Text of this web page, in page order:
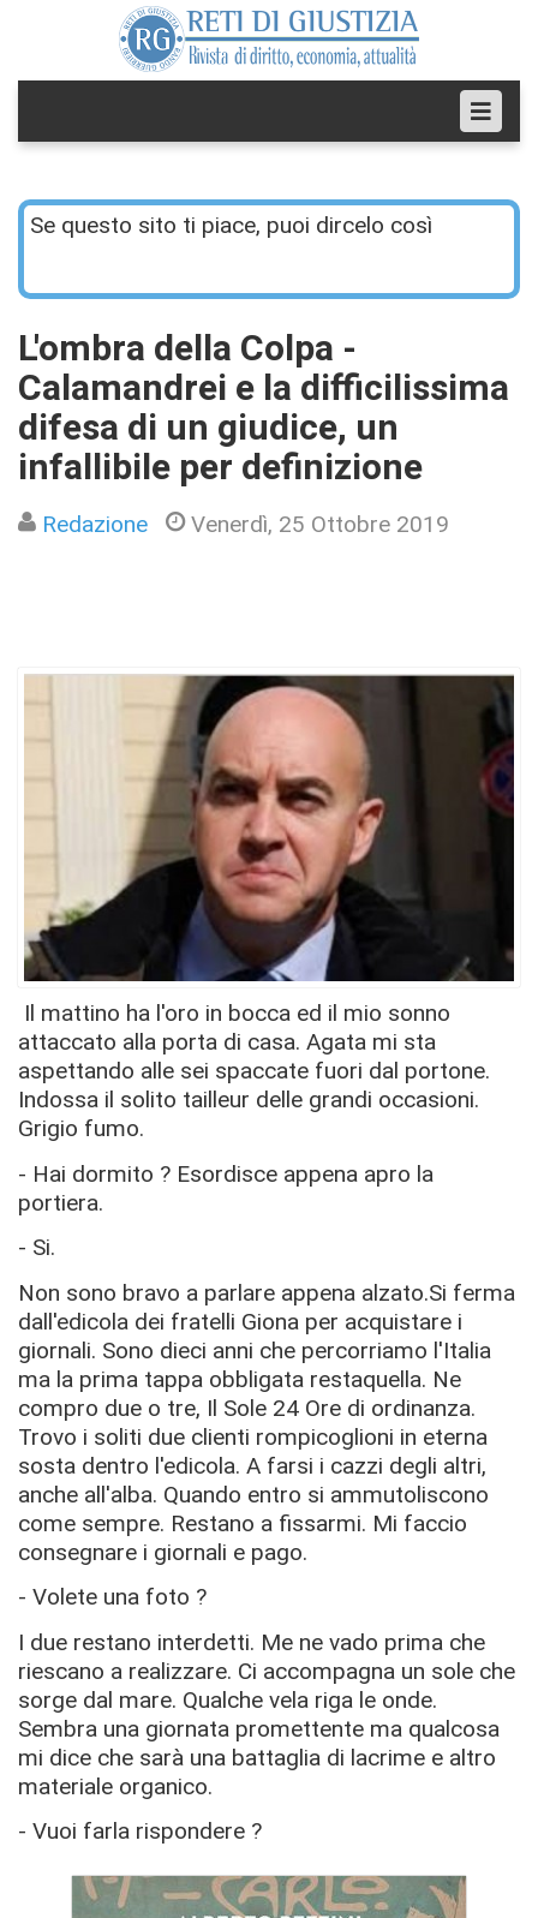
Se questo sito ti piace, puoi dircelo così
L'ombra della Colpa -
Calamandrei e la difficilissima
difesa di un giudice, un
infallibile per definizione
Redazione Venerdì, 25 Ottobre 2019
Il mattino ha l'oro in bocca ed il mio sonno
attaccato alla porta di casa. Agata mi sta
aspettando alle sei spaccate fuori dal portone.
Indossa il solito tailleur delle grandi occasioni.
Grigio fumo.
- Hai dormito ? Esordisce appena apro la
portiera.
- Si.
Non sono bravo a parlare appena alzato.Si ferma
dall'edicola dei fratelli Giona per acquistare i
giornali. Sono dieci anni che percorriamo l'Italia
ma la prima tappa obbligata restaquella. Ne
compro due o tre, Il Sole 24 Ore di ordinanza.
Trovo i soliti due clienti rompicoglioni in eterna
sosta dentro l'edicola. A farsi i cazzi degli altri,
anche all'alba. Quando entro si ammutoliscono
come sempre. Restano a fissarmi. Mi faccio
consegnare i giornali e pago.
- Volete una foto ?
I due restano interdetti. Me ne vado prima che
riescano a realizzare. Ci accompagna un sole che
sorge dal mare. Qualche vela riga le onde.
Sembra una giornata promettente ma qualcosa
mi dice che sarà una battaglia di lacrime e altro
materiale organico.
- Vuoi farla rispondere ?